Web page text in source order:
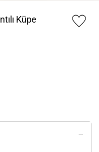
Küpe